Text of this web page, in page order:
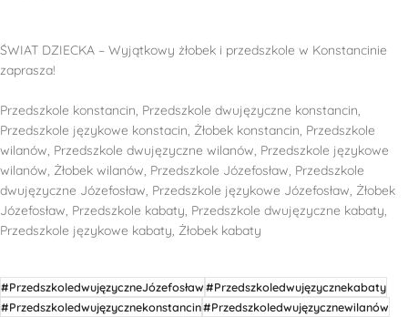
ŚWIAT DZIECKA – Wyjątkowy żłobek i przedszkole w Konstancinie
zaprasza!
Przedszkole konstancin, Przedszkole dwujęzyczne konstancin,
Przedszkole językowe konstacin, Żłobek konstancin, Przedszkole
wilanów, Przedszkole dwujęzyczne wilanów, Przedszkole językowe
wilanów, Żłobek wilanów, Przedszkole Józefosław, Przedszkole
dwujęzyczne Józefosław, Przedszkole językowe Józefosław, Żłobek
Józefosław, Przedszkole kabaty, Przedszkole dwujęzyczne kabaty,
Przedszkole językowe kabaty, Żłobek kabaty
#PrzedszkoledwujęzyczneJózefosław#Przedszkoledwujęzycznekabaty
#Przedszkoledwujęzycznekonstancin#Przedszkoledwujęzycznewilanów